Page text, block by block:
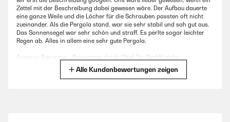
Zettel mit der Beschreibung dabei gewesen wäre. Der Aufbau dauerte
eine ganze Weile und die Löcher für die Schrauben passten oft nicht
zueinander. Als die Pergola stand, war sie sehr stabil und sah gut aus.
Das Sonnensegel war sehr schön und straff. Es perlte sogar leichter
Regen ab. Alles in allem eine sehr gute Pergola.
Amazon Benutzer – Bewertung durch Chal-Tec GmbH nicht
eigenständig überprüftAlle Kundenbewertungen zeigen